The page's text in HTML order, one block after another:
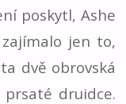
poskytl, Ashe
jen to,
dvě obrovská
druidce.